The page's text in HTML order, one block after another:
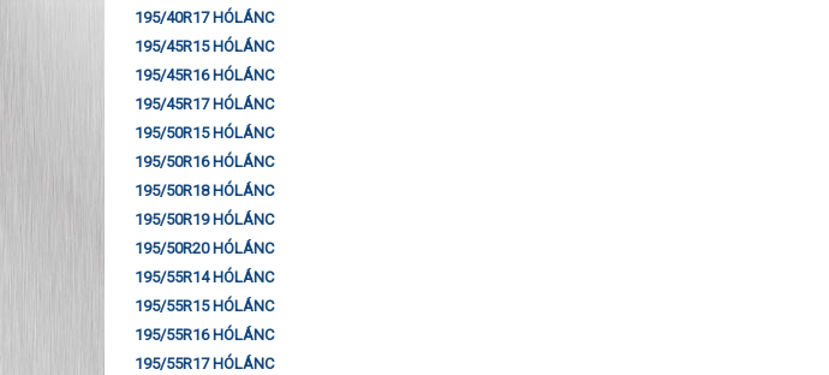
195/40R17 HÓLÁNC
195/45R15 HÓLÁNC
195/45R16 HÓLÁNC
195/45R17 HÓLÁNC
195/50R15 HÓLÁNC
195/50R16 HÓLÁNC
195/50R18 HÓLÁNC
195/50R19 HÓLÁNC
195/50R20 HÓLÁNC
195/55R14 HÓLÁNC
195/55R15 HÓLÁNC
195/55R16 HÓLÁNC
195/55R17 HÓLÁNC